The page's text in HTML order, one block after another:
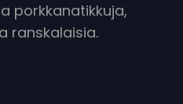
porkkanatikkuja,
ranskalaisia.